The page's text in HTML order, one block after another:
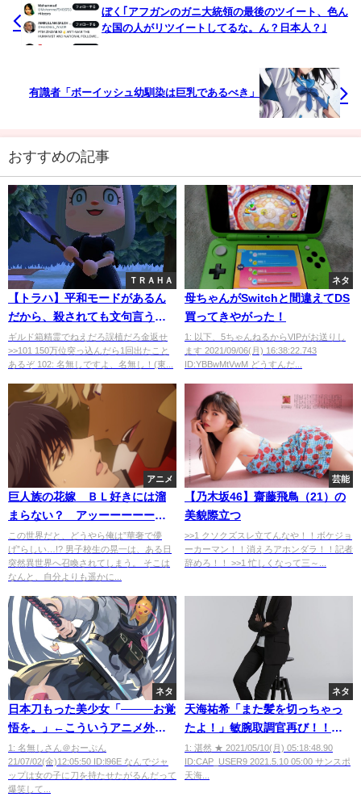
ぼく｢アフガンのガニ大統領の最後のツイート、色ん
な国の人がリツイートしてるな。ん？日本人？｣
有識者「ボーイッシュ幼馴染は巨乳であるべき」
おすすめの記事
ＴＲＡＨＡ
【トラハ】平和モードがあるん
だから、殺されても文句言うな
よｗ
ギルド箱精霊でねえだろ誤植だろ金返せ
>>101 150万位突っ込んだら1回出たこと
あるぞ 102: 名無しですよ、名無し！(東...
ネタ
母ちゃんがSwitchと間違えてDS
買ってきやがった！
1: 以下、5ちゃんねるからVIPがお送りし
ます 2021/09/06(月) 16:38:22.743
ID:YBBwMtVwM どうすんだ...
アニメ
巨人族の花嫁 ＢＬ好きには溜
まらない？ アッーーーーーー
ー↑( ﾟДﾟ)
この世界だと、どうやら俺は”華奢で儚
げ”らしい…!? 男子校生の晃一は、ある日
突然異世界へ召喚されてしまう。 そこは
なんと、自分よりも遥かに...
芸能
【乃木坂46】齋藤飛鳥（21）の
美貌際立つ
>>1 クソクズスレ立てんなや！！ボケジョ
ーカーマン！！消えろアホンダラ！！記者
辞めろ！！ >>1 忙しくなって三～...
ネタ
日本刀もった美少女「────お覚
悟を。」←こういうアニメ外人
は笑うらしいね
1: 名無しさん＠おーぷん
21/07/02(金)12:05:50 ID:l96E なんでジャ
ップは女の子に刀を持たせたがるんだって
爆笑して...
ネタ
天海祐希「また髪を切っちゃっ
たよ！」敏腕取調官再び！！テ
レビ朝日系ドラマ「緊急取調
室」続編決定
1: 湛然 ★ 2021/05/10(月) 05:18:48.90
ID:CAP_USER9 2021.5.10 05:00 サンスポ
天海...